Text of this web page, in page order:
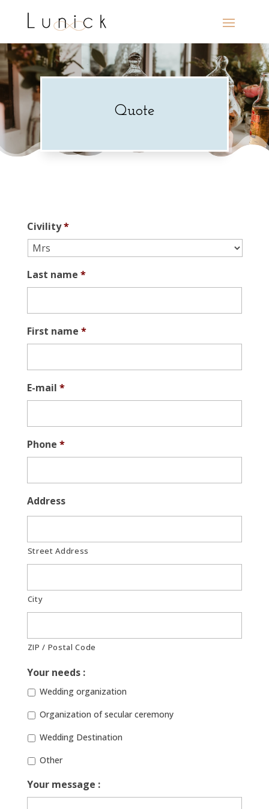
Quote
Civility*
Last name *
First name *
E-mail *
Phone *
Address
Street Address
City
ZIP / Postal Code
Your needs :
Wedding organization
Organization of secular ceremony
Wedding Destination
Other
Your message :